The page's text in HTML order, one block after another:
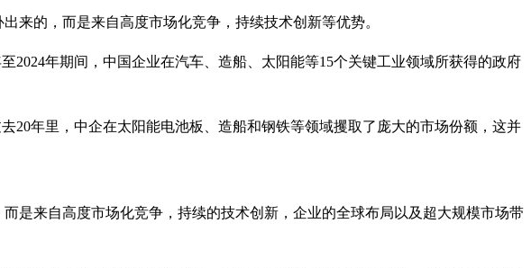
来的，而是来自高度市场化竞争，持续技术创新等优势。
2024年期间，中国企业在汽车、造船、太阳能等15个关键工业领域所获得的政府
20年里，中企在太阳能电池板、造船和钢铁等领域攫取了庞大的市场份额，这并
是来自高度市场化竞争，持续的技术创新，企业的全球布局以及超大规模市场带